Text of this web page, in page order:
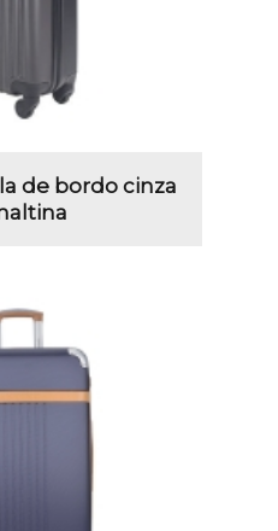
de bordo cinza